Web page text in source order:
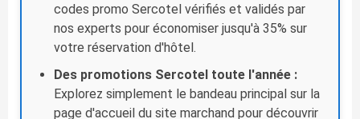
codes promo Sercotel vérifiés et validés par
nos experts pour économiser jusqu'à 35% sur
votre réservation d'hôtel.
Des promotions Sercotel toute l'année :
Explorez simplement le bandeau principal sur la
page d'accueil du site marchand pour découvrir